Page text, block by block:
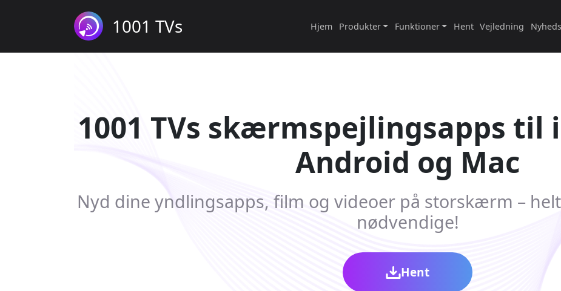
1001 TVs Hjem Produkter Funktioner Hent Vejledning
1001 TVs skærmspejlingsapps til
Android og Mac
Nyd dine yndlingsapps, film og videoer på storskærm –
nødvendige!
Hent